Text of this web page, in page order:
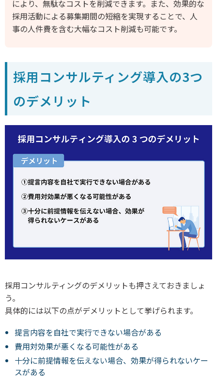
により、無駄なコストを削減できます。また、効果的な
採用活動による募集期間の短縮を実現することで、人
事の人件費を含む大幅なコスト削減も可能です。
採用コンサルティング導入の3つ
のデメリット
採用コンサルティングのデメリットも押さえておきましょ
う。
具体的には以下の点がデメリットとして挙げられます。
提言内容を自社で実行できない場合がある
費用対効果が悪くなる可能性がある
十分に前提情報を伝えない場合、効果が得られないケー
スがある